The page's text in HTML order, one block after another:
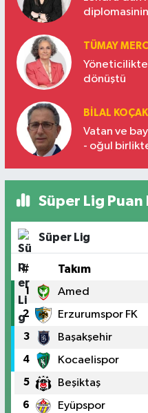
Türkiye’nin
TÜMAY
dönüştü
BILAL KOÇAK
Vatan ve
- oğul
Süper Lig Puan
Süper Lig
# Takım
1 Amed
2 Erzurumspor FK
3 Başakşehir
4 Kocaelispor
5 Beşiktaş
6 Eyüpspor